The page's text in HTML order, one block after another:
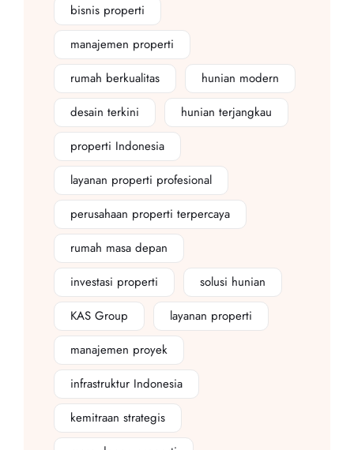
bisnis properti
manajemen properti
rumah berkualitas
hunian modern
desain terkini
hunian terjangkau
properti Indonesia
layanan properti profesional
perusahaan properti terpercaya
rumah masa depan
investasi properti
solusi hunian
KAS Group
layanan properti
manajemen proyek
infrastruktur Indonesia
kemitraan strategis